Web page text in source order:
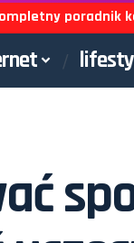
poradnik